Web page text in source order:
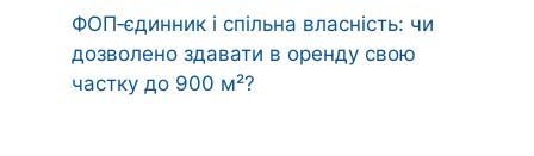
ФОП‑єдинник і спільна власність: чи
дозволено здавати в оренду свою
частку до 900 м²?